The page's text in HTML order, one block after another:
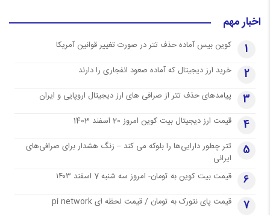
اخبار مهم
1 کوین بیس آماده حذف تتر در صورت تغییر قوانین آمریکا
2 خرید ارز دیجیتال که آماده صعود انفجاری را دارند
3 پیامدهای حذف تتر از صرافی های ارز دیجیتال اروپایی و ایران
4 قیمت ارز دیجیتال بیت کوین امروز 20 اسفند 1403
5
تتر چطور دارایی‌ها را بلوکه می کند – زنگ هشدار برای صرافی‌های
ایرانی
6 قیمت بیت کوین به تومان- امروز سه شنبه 7 اسفند ۱۴۰۳
7 قیمت پای نتورک به تومان / قیمت لحظه ای pi network